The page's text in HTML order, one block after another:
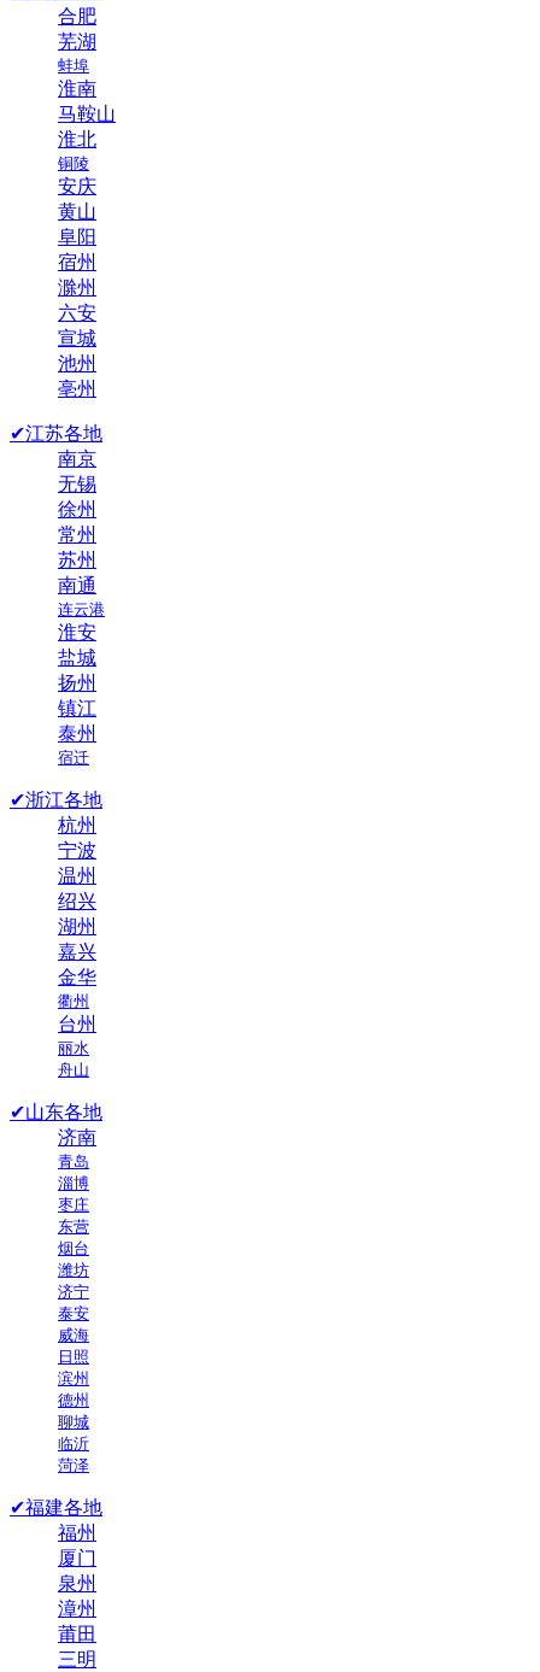
合肥
芜湖
蚌埠
淮南
马鞍山
淮北
铜陵
安庆
黄山
阜阳
宿州
滁州
六安
宣城
池州
亳州
✔江苏各地
南京
无锡
徐州
常州
苏州
南通
连云港
淮安
盐城
扬州
镇江
泰州
宿迁
✔浙江各地
杭州
宁波
温州
绍兴
湖州
嘉兴
金华
衢州
台州
丽水
舟山
✔山东各地
济南
青岛
淄博
枣庄
东营
烟台
潍坊
济宁
泰安
威海
日照
滨州
德州
聊城
临沂
菏泽
✔福建各地
福州
厦门
泉州
漳州
莆田
三明